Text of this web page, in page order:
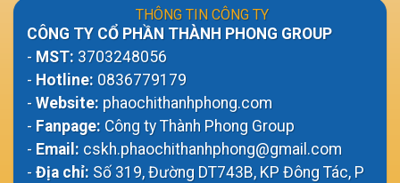
THÔNG TIN CÔNG TY
CÔNG TY CỔ PHẦN THÀNH PHONG GROUP
- MST: 3703248056
- Hotline: 0836779179
- Website: phaochithanhphong.com
- Fanpage: Công ty Thành Phong Group
- Email: cskh.phaochithanhphong@gmail.com
- Địa chỉ: Số 319, Đường DT743B, KP Đông Tác, P